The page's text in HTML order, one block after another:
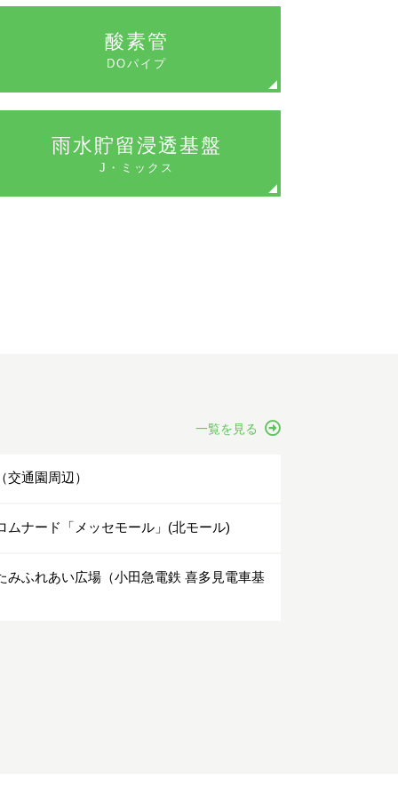
酸素管
DOパイプ
雨水貯留浸透基盤
J・ミックス
一覧を見る
交通園周辺）
ムナード「メッセモール」(北モール)
みふれあい広場（小田急電鉄 喜多見電車基